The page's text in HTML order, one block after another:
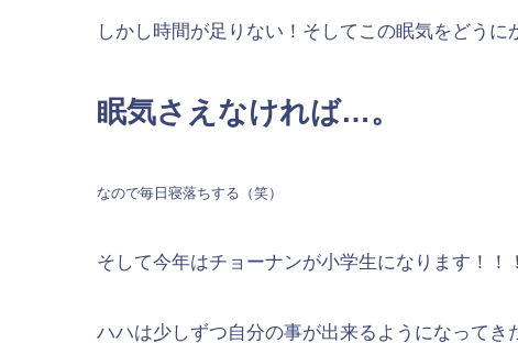
しかし時間が足りない！そしてこの眠気をどうに
眠気さえなければ…。
なので毎日寝落ちする（笑）
そして今年はチョーナンが小学生になります！！！
ハハは少しずつ自分の事が出来るようになってき